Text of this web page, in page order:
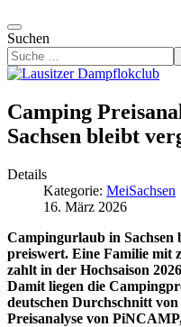
Suchen
Camping
Sachsen bleibt
Details
Kategorie: MeiSachsen
16. März 2026
Campingurlaub in Sachsen
preiswert. Eine Familie mit
zahlt in der Hochsaison
Damit liegen die
deutschen Durchschnitt
Preisanalyse von